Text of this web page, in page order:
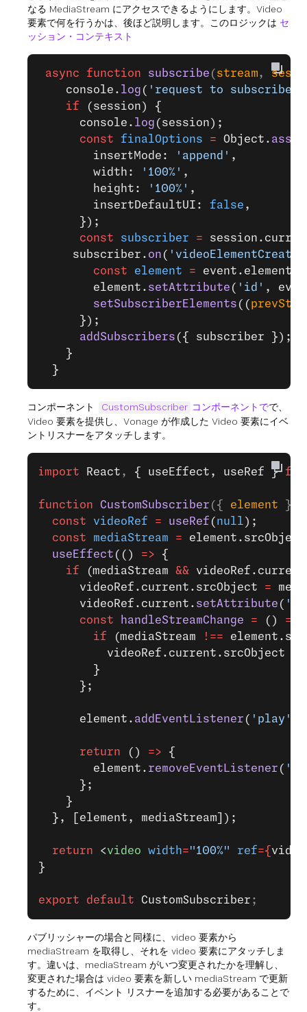
なる MediaStream にアクセスできるようにします。Video
要素で何を行うかは、後ほど説明します。このロジックは セ
ッション・コンテキスト
async function subscribe ( stream,
    console.
log ( 'request to subscribe'
    if
(session) {
      console.
log (session);
      const
finalOptions = Object.
        insertMode:
'append' ,
        width:
'100%' ,
        height:
'100%' ,
        insertDefaultUI:
false ,
      });
      const
subscriber =
     subscriber.
on (
        const
element = event.element;
        element.
setAttribute ( 'id' ,
        setSubscriberElements
((
      });
      addSubscribers
({ subscriber });
    }
  }
コンポーネント CustomSubscriber コンポーネントでで、
Video 要素を提供し、Vonage が作成した Video 要素にイベ
ントリスナーをアタッチします。
import React , { useEffect, useRef }
function CustomSubscriber ({ element })
  const
videoRef = useRef ( null );
  const
mediaStream =
  useEffect
(() => {
    if
(mediaStream &&
      videoRef.current.srcObject
=
      videoRef.current.
setAttribute (
      const
handleStreamChange = () =>
        if
(mediaStream !==
          videoRef.current.srcObject
        }
      };
      element.
addEventListener ( 'play'
      return
() => {
        element.
removeEventListener (
      };
    }
  }, [element, mediaStream]);
  return
<video width="100%" ref={
}
export default CustomSubscriber ;
パブリッシャーの場合と同様に、video 要素から
mediaStream を取得し、それを video 要素にアタッチしま
す。違いは、mediaStream がいつ変更されたかを理解し、
変更された場合は video 要素を新しい mediaStream で更新
するために、イベント リスナーを追加する必要があることで
す。